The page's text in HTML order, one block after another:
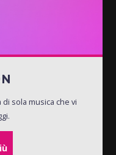
sola musica che vi